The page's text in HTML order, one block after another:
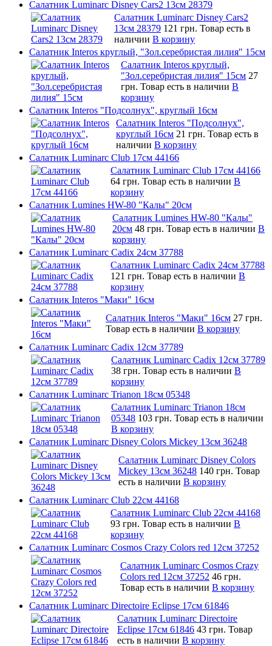
Салатник Luminarc Disney Cars2 13см 28379
Салатник Luminarc Disney Cars2
13см 28379 121 грн. Товар есть в
наличии В корзину
Салатник Interos круглый, "Зол.серебристая лилия" 15см
Салатник Interos круглый,
"Зол.серебристая лилия" 15см 27
грн. Товар есть в наличии В
корзину
Салатник Interos "Подсолнух", круглый 16см
Салатник Interos "Подсолнух",
круглый 16см 21 грн. Товар есть в
наличии В корзину
Салатник Luminarc Club 17см 44166
Салатник Luminarc Club 17см 44166
64 грн. Товар есть в наличии В
корзину
Салатник Lumines HW-80 "Калы" 20см
Салатник Lumines HW-80 "Калы"
20см 48 грн. Товар есть в наличии В
корзину
Салатник Luminarc Cadix 24см 37788
Салатник Luminarc Cadix 24см 37788
121 грн. Товар есть в наличии В
корзину
Салатник Interos "Маки" 16см
Салатник Interos "Маки" 16см 27 грн.
Товар есть в наличии В корзину
Салатник Luminarc Cadix 12см 37789
Салатник Luminarc Cadix 12см 37789
38 грн. Товар есть в наличии В
корзину
Салатник Luminarc Trianon 18см 05348
Салатник Luminarc Trianon 18см
05348 103 грн. Товар есть в наличии
В корзину
Салатник Luminarc Disney Colors Mickey 13см 36248
Салатник Luminarc Disney Colors
Mickey 13см 36248 140 грн. Товар
есть в наличии В корзину
Салатник Luminarc Club 22см 44168
Салатник Luminarc Club 22см 44168
93 грн. Товар есть в наличии В
корзину
Салатник Luminarc Cosmos Crazy Colors red 12см 37252
Салатник Luminarc Cosmos Crazy
Colors red 12см 37252 46 грн.
Товар есть в наличии В корзину
Салатник Luminarc Directoire Eclipse 17см 61846
Салатник Luminarc Directoire
Eclipse 17см 61846 43 грн. Товар
есть в наличии В корзину